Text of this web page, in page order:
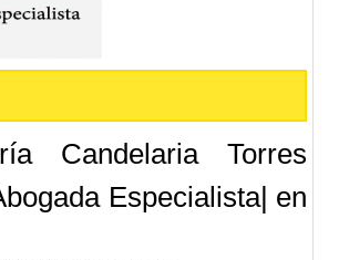
Candelaria Torres
Especialista| en